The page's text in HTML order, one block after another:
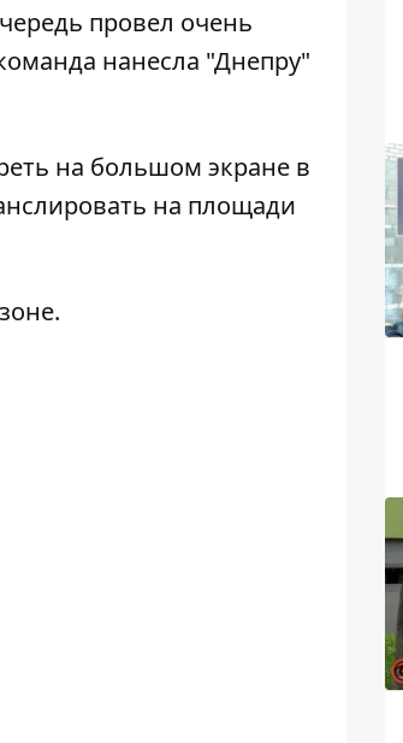
провел очень
нанесла "Днепру"
на большом экране в
на площади
.